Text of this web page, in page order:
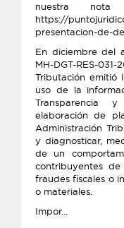
nuestra
https://
presentacion-de-
En diciembre del
MH-DGT-RES-
Tributación emitió
uso de la
Transparencia
elaboración de
Administración
y diagnosticar,
de un
contribuyentes
fraudes fiscales o
o materiales.
Impor...